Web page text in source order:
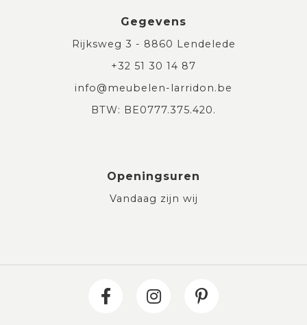
Gegevens
Rijksweg 3 - 8860 Lendelede
+32 51 30 14 87
info@meubelen-larridon.be
BTW: BE0777.375.420.
Openingsuren
Vandaag zijn wij